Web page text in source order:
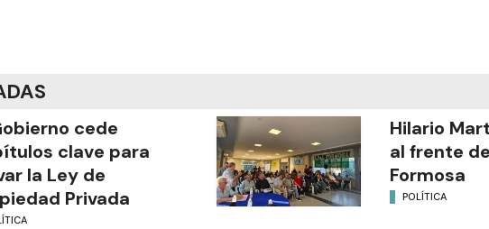
cede
clave para
la Ley de
Privada
Hilario
al frente
Formosa
POLÍTICA